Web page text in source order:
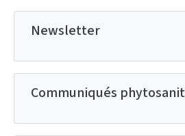
Newsletter
Communiqués